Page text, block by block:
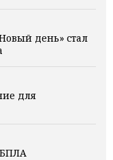
день» стал
для
БПЛА